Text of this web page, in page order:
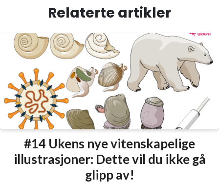
Relaterte artikler
#14 Ukens nye vitenskapelige
illustrasjoner: Dette vil du ikke gå
glipp av!